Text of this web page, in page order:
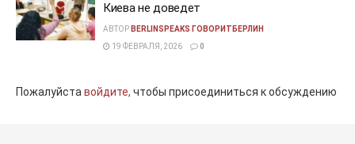
Киева не доведет
АВТОР BERLINSPEAKS ГОВОРИТБЕРЛИН
19 ФЕВРАЛЯ, 2026
0
Пожалуйставойдите, чтобы присоединиться к обсуждению